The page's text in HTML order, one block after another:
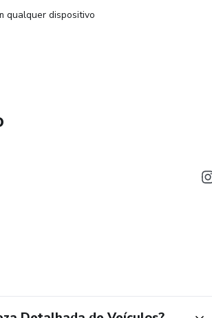
qualquer dispositivo